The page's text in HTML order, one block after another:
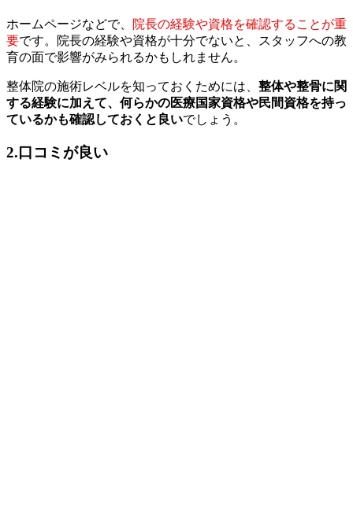
ホームページなどで、
院長の経験や資格を確認することが重
要です。院長の経験や資格が十分でないと、スタッフへの教
育の面で影響がみられるかもしれません。
整体院の施術レベルを知っておくためには、 整体や整骨に関
する経験に加えて、何らかの医療国家資格や民間資格を持っ
ているかも確認しておくと良いでしょう。
2.口コミが良い